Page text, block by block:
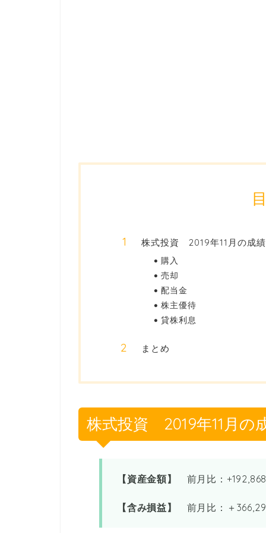
株式投資 2019年11月の成績
購入
売却
配当金
株主優待
貸株利息
まとめ
株式投資 2019年11月の
【資産金額】 前月比：
【含み損益】 前月比：＋